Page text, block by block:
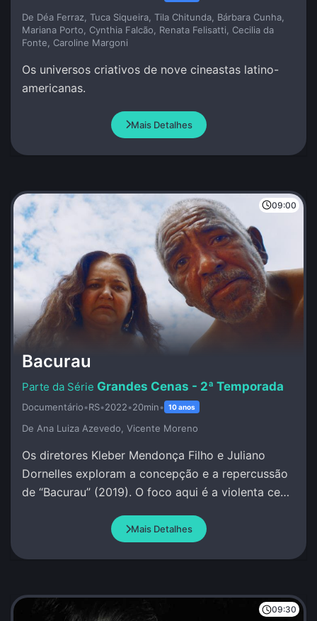
De Déa Ferraz, Tuca Siqueira, Tila Chitunda, Bárbara Cunha,
Mariana Porto, Cynthia Falcão, Renata Felisatti, Cecilia da
Fonte, Caroline Margoni
Os universos criativos de nove cineastas latino-
americanas.
Mais Detalhes
09:00
Bacurau
Grandes Cenas - 2ª Temporada
Documentário•RS•2022•20min• 10 anos
De Ana Luiza Azevedo, Vicente Moreno
Os diretores Kleber Mendonça Filho e Juliano
Dornelles exploram a concepção e a repercussão
de “Bacurau” (2019). O foco aqui é a violenta cena
Mais Detalhes
09:30